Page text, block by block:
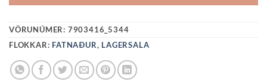
VÖRUNÚMER: 7903416_5344
FLOKKAR: FATNAÐUR, LAGERSALA